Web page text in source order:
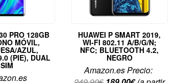
PRO 128GB
MÓVIL,
AZUL,
(PIE), DUAL
SIM
HUAWEI P SMART 2019,
WI-FI 802.11 A/B/G/N;
NFC; BLUETOOTH 4.2,
NEGRO
Amazon.es Precio: